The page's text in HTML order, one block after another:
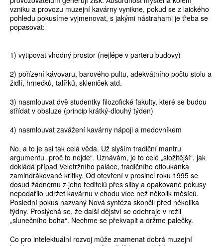
vzniku a provozu muzejní kavárny vynikne, pokud se z laického
pohledu pokusíme vyjmenovat, s jakými nástrahami je třeba se
popasovat:
1) vytipovat vhodný prostor (nejlépe v parteru budovy)
2) pořízení kávovaru, barového pultu, adekvátního počtu stolu a
židlí, hrnečků, talířků, skleniček atd.
3) nasmlouvat dvě studentky filozofické fakulty, které se budou
střídat v obsluze (princip krátký-dlouhý týden)
4) nasmlouvat zavážení kavárny nápoji a medovníkem
No, a to je asi tak celá věda. Už slyším tradiční mantru
argumentu „proč to nejde“. Uznávám, je to celé „složitější“, jak
dokládá případ Veletržního paláce, tradičního otloukánka
zamindrákované kritiky. Od otevření v prosinci roku 1995 se
dosud žádnému z jeho ředitelů přes sliby a opakované pokusy
nepodařilo udržet kavárnu v chodu více než několik měsíců.
Poslední pokus nazvaný Nová syntéza skončil před několika
týdny. Proslýchá se, že další dějství se odehraje v režii
„slunečního boha“. Nechme se překvapit a držme palečky.
Co pro intelektuální rozvoj může znamenat dobrá muzejní